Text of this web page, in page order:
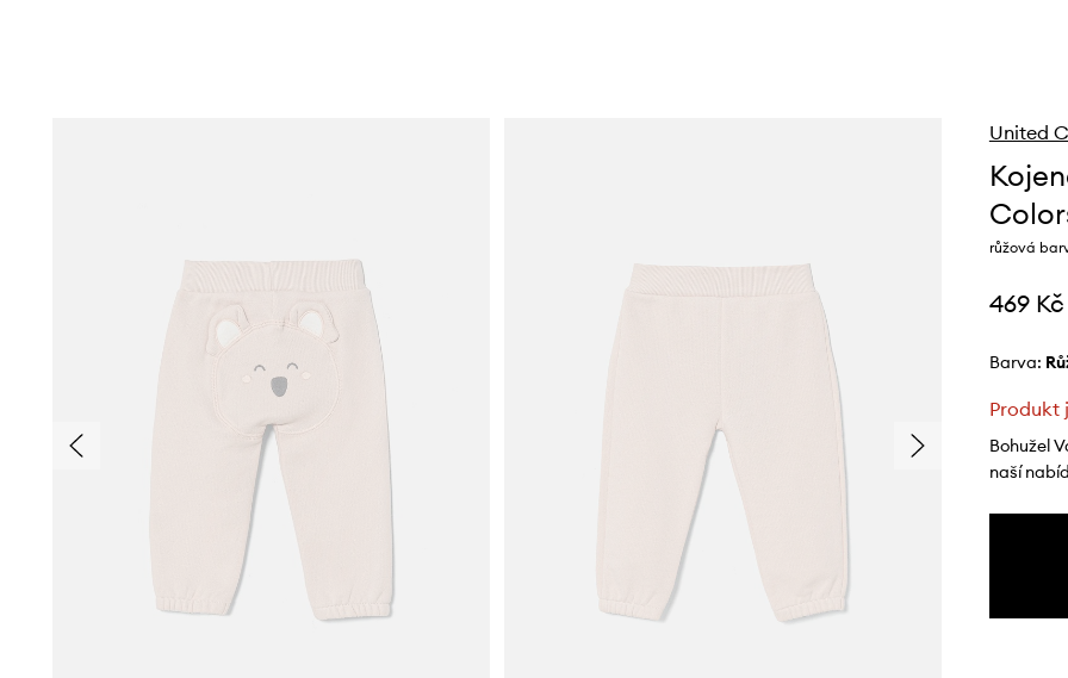
United
růžová
469 Kč
Barva:
Produkt
Bohužel
naší